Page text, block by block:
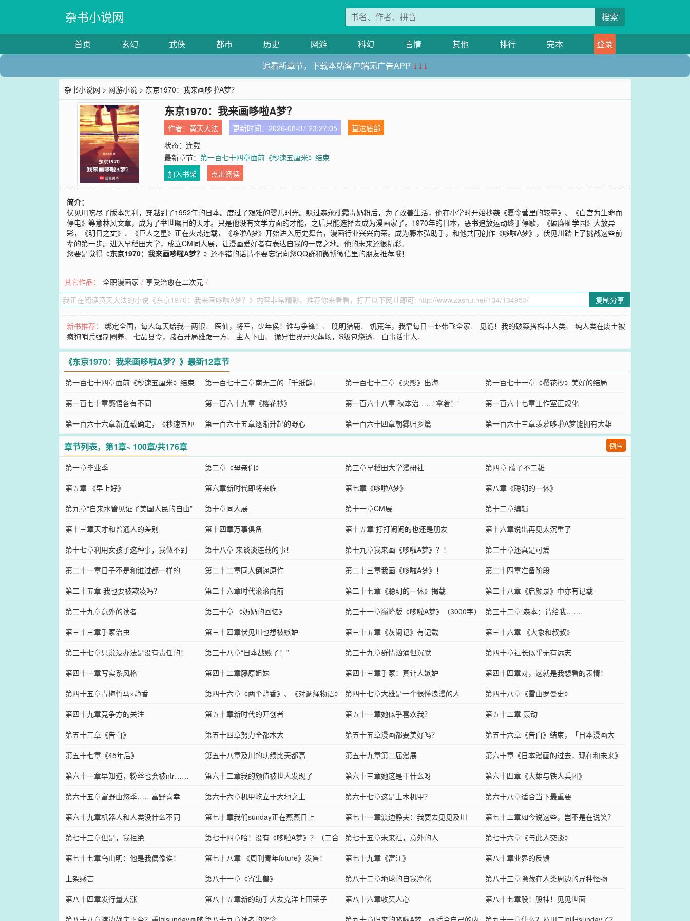
杂书小说网 搜索
首页 玄幻 武侠 都市 历史 网游 科幻 言情 其他 排行 完本
登录
追看新章节，下载本站客户端无广告APP ↓↓↓
杂书小说网 > 网游小说 > 东京1970：我来画哆啦A梦？
东京1970：我来画哆啦A梦？
作者：黄天大法 更新时间：2026-08-07 23:27:05
直达底部
状态：连载
最新章节：第一百七十四章面前《秒速五厘米》结束
加入书架
点击阅读
简介：
伏见川吃尽了版本黑利，穿越到了1952年的日本。度过了艰难的婴儿时光。躲过森永砒霜毒奶粉后，为了改善生活，他在小学时开始抄袭《夏令营里的较量》、《白宫为生命而
停电》等意林风文章，成为了举世瞩目的天才。只是他没有文学方面的才能，之后只能选择去成为漫画家了。1970年的日本，恶书追放运动终于停歇，《破廉耻学园》大放异
彩，《明日之丈》、《巨人之星》正在火热连载，《哆啦A梦》开始进入历史舞台，漫画行业兴兴向荣。成为藤本弘助手，和他共同创作《哆啦A梦》，伏见川踏上了挑战这些前
辈的第一步。进入早稻田大学，成立CM同人展，让漫画爱好者有表达自我的一席之地。他的未来还很精彩。
您要是觉得《东京1970：我来画哆啦A梦？》还不错的话请不要忘记向您QQ群和微博微信里的朋友推荐哦！
其它作品： 全职漫画家 / 享受治愈在二次元 /
复制分享
新书推荐：绑定全国，每人每天给我一两银、 医仙，将军，少年侯！谁与争锋！ 、 晚明猎鹿、饥荒年，我靠每日一卦带飞全家、 见诡！我的破案搭档非人类、纯人类在废土被
疯狗哨兵强制圈养、七品县令，赌石开局雄踞一方、 主人下山、诡异世界开火葬场，S级包烧透、 白事话事人、
《东京1970：我来画哆啦A梦？》最新12章节
第一百七十四章面前《秒速五厘米》结束 第一百七十三章南无三的「千纸鹤」 第一百七十二章《火影》出海
第一百七十一章《樱花抄》美好的结局
第一百七十章感悟各有不同
第一百六十九章《樱花抄》 第一百六十八章 秋本治……“拿着！”
第一百六十七章工作室正规化
第一百六十六章新连载确定，《秒速五厘
米》
第一百六十五章逐渐升起的野心 第一百六十四章朝雾归乡篇 第一百六十三章羡慕哆啦A梦能拥有大雄
章节列表，第1章~ 100章/共176章 倒序
第一章毕业季 第二章《母亲们》 第三章早稻田大学漫研社
第四章 藤子不二雄
第五章 《早上好》
第六章新时代即将来临 第七章《哆啦A梦》
第八章《聪明的一休》
第九章“自来水管见证了美国人民的自由”
第十章同人展 第十一章CM展
第十二章编辑
第十三章天才和普通人的差别
第十四章万事俱备 第十五章 打打闹闹的也还是朋友
第十六章说出再见太沉重了
第十七章利用女孩子这种事，我做不到
第十八章 来谈谈连载的事！ 第十九章我来画《哆啦A梦》？！
第二十章还真是可爱
第二十一章日子不是和谁过都一样的
第二十二章同人倒逼原作 第二十三章我画《哆啦A梦》！
第二十四章准备阶段
第二十五章 我也要被欺凌吗？
第二十六章时代滚滚向前 第二十七章《聪明的一休》揭载
第二十八章《启颜录》中亦有记载
第二十九章意外的读者
第三十章 《奶奶的回忆》 第三十一章巅峰版《哆啦A梦》（3000字）
第三十二章 森本：请给我……
第三十三章手冢治虫
第三十四章伏见川也想被嫉妒 第三十五章《灰阑记》有记载
第三十六章 《大象和叔叔》
第三十七章只说没办法是没有责任的！
第三十八章“日本战败了！” 第三十九章群情汹涌但沉默
第四十章社长似乎无有远志
第四十一章写实系风格
第四十二章藤原姐妹 第四十三章手冢：真让人嫉妒
第四十四章对，这就是我想看的表情！
第四十五章青梅竹马×静香
第四十六章《两个静香》、《对调绳物语》 第四十七章大雄是一个很懂浪漫的人
第四十八章《雪山罗曼史》
第四十九章竞争方的关注
第五十章新时代的开创者 第五十一章她似乎喜欢我？
第五十二章 轰动
第五十三章《告白》
第五十四章努力全都木大 第五十五章漫画都要美好吗？
第五十六章《告白》结束，「日本漫画大
会」来袭
第五十七章《45年后》 第五十八章及川的功绩比天都高 第五十九章第二届漫展
第六十章《日本漫画的过去，现在和未来》
第六十一章早知道，粉丝也会被ntr……
第六十二章我的颜值被世人发现了 第六十三章她这是干什么呀
第六十四章《大雄与铁人兵团》
第六十五章富野由悠季……富野喜幸
第六十六章机甲屹立于大地之上 第六十七章这是土木机甲？
第六十八章适合当下最重要
第六十九章机器人和人类没什么不同
第七十章我们sunday正在蒸蒸日上 第七十一章渡边静夫：我要去见见及川
第七十二章如今说这些，岂不是在说笑？
第七十三章但是，我拒绝
第七十四章哈！没有《哆啦A梦》？（二合
一）
第七十五章未来社，意外的人
第七十六章《与此人交谈》
第七十七章鸟山明：他是我偶像诶！
第七十八章 《周刊青年future》发售！ 第七十九章《富江》
第八十章业界的反馈
上架感言
第八十一章《寄生兽》 第八十二章地球的自我净化
第八十三章隐藏在人类周边的异种怪物
第八十四章发行量大涨
第八十五章新的助手大友克洋上田荣子 第八十六章收买人心
第八十七章股！股神！见见世面